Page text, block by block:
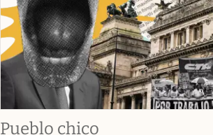
Pueblo chico